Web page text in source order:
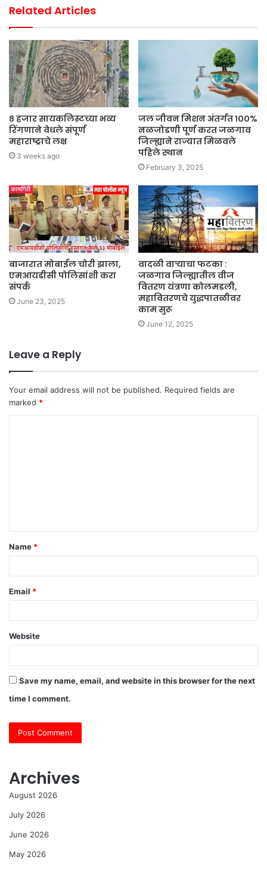
Related Articles
८ हजार सायकलिस्टच्या भव्य
रिंगणाने वेधले संपूर्ण
महाराष्ट्राचे लक्ष
3 weeks ago
जल जीवन मिशन अंतर्गत १००%
नळजोडणी पूर्ण करत जळगाव
जिल्ह्याने राज्यात मिळवले
पहिले स्थान
February 3, 2025
बाजारात मोबाईल चोरी झाला,
एमआयडीसी पोलिसांशी करा
संपर्क
June 23, 2025
वादळी वाऱ्याचा फटका :
जळगाव जिल्ह्यातील वीज
वितरण यंत्रणा कोलमडली,
महावितरणचे युद्धपातळीवर
काम सुरू
June 12, 2025
Leave a Reply
Your email address will not be published. Required fields are
marked *
t
*
Name *
Email *
Website
Save my name, email, and website in this browser for the next
time I comment.
Archives
August 2026
July 2026
June 2026
May 2026